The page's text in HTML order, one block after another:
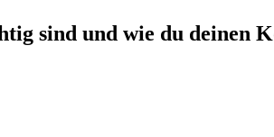
sind und wie du deinen